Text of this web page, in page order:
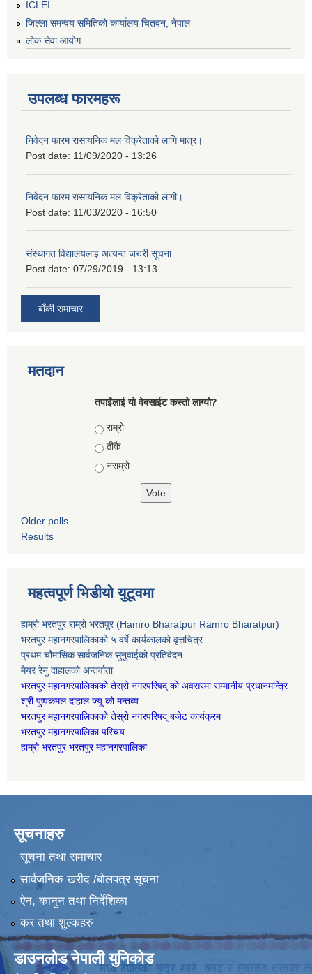
ICLEI
जिल्ला समन्वय समितिको कार्यालय चितवन, नेपाल
लोक सेवा आयोग
उपलब्ध फारमहरू
निवेदन फारम रासायनिक मल विक्रेताको लागि मात्र।
Post date: 11/09/2020 - 13:26
निवेदन फारम रासायनिक मल विक्रेताको लागी।
Post date: 11/03/2020 - 16:50
संस्थागत विद्यालयलाइ अत्यन्त जरुरी सूचना
Post date: 07/29/2019 - 13:13
बाँकी समाचार
मतदान
तपाईंलाई यो वेबसाईट कस्तो लाग्यो?
Choices
राम्रो
ठीकै
नराम्रो
Older polls
Results
महत्वपूर्ण भिडीयो युटूवमा
हाम्रो भरतपुर राम्रो भरतपुर (Hamro Bharatpur Ramro Bharatpur)
भरतपुर महानगरपालिकाको ५ वर्षे कार्यकालको वृत्तचित्र
प्रथम चौमासिक सार्वजनिक सुनुवाईको प्रतिवेदन
मेयर रेनु दाहालको अन्तर्वाता
भरतपुर महानगरपालिकाको तेस्रो नगरपरिषद् को अवसरमा सम्मानीय प्रधानमन्त्रि
श्री पुष्पकमल दाहाल ज्यू को मन्तब्य
भरतपुर महानगरपालिकाको तेस्रो नगरपरिषद् बजेट कार्यक्रम
भरतपुर महानगरपालिका परिचय
हाम्रो भरतपुर भरतपुर महानगरपालिका
सूचनाहरु
सूचना तथा समाचार
सार्वजनिक खरीद /बोलपत्र सूचना
ऐन, कानुन तथा निर्देशिका
कर तथा शुल्कहरु
डाउनलोड नेपाली युनिकोड